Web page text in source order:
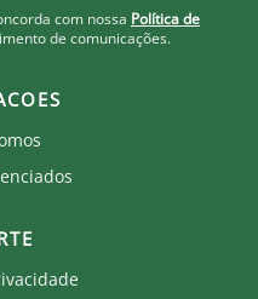
com nossa Política de
de comunicações.